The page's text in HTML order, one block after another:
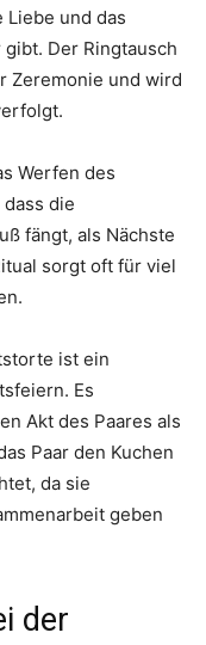
und das
Der Ringtausch
Zeremonie und wird
Werfen des
die
fängt, als Nächste
sorgt oft für viel
ist ein
Es
Akt des Paares als
Paar den Kuchen
da sie
geben
der